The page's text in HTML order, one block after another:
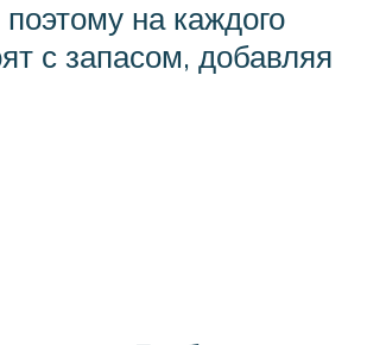
на каждого
с запасом, добавляя